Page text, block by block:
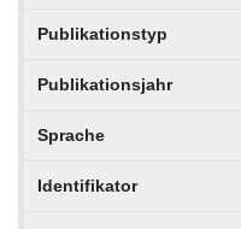
Publikationstyp
Publikationsjahr
Sprache
Identifikator